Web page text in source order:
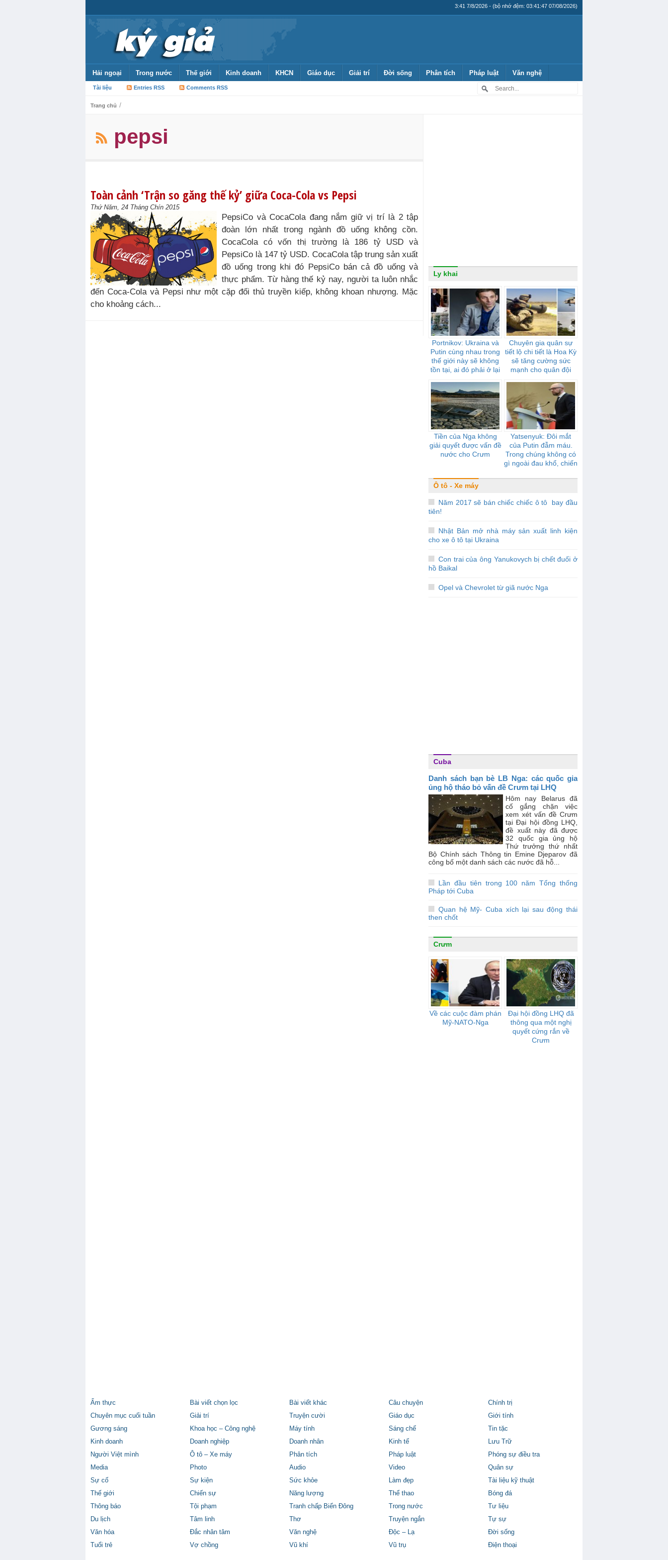
3:41 7/8/2026 - (bộ nhớ đệm: 03:41:47 07/08/2026)
Hải ngoại Trong nước Thế giới Kinh doanh KHCN Giáo dục Giải trí Đời sống Phân tích Pháp luật Văn nghệ
Tài liệu Entries RSS Comments RSS
Trang chủ /
pepsi
Toàn cảnh ‘Trận so găng thế kỷ’ giữa Coca-Cola vs Pepsi
Thứ Năm, 24 Tháng Chín 2015
PepsiCo và CocaCola đang nắm giữ vị trí là 2 tập
đoàn lớn nhất trong ngành đồ uống không cồn.
CocaCola có vốn thị trường là 186 tỷ USD và
PepsiCo là 147 tỷ USD. CocaCola tập trung sản xuất
đồ uống trong khi đó PepsiCo bán cả đồ uống và
thực phẩm. Từ hàng thế kỷ nay, người ta luôn nhắc
đến Coca-Cola và Pepsi như một cặp đối thủ truyền kiếp, không khoan nhượng. Mặc
cho khoảng cách...
Ly khai
Portnikov: Ukraina và
Putin cùng nhau trong
thế giới này sẽ không
tồn tại, ai đó phải ở lại
Chuyên gia quân sự
tiết lộ chi tiết là Hoa Kỳ
sẽ tăng cường sức
mạnh cho quân đội
lửa “Stingers”,
“Javelins” và trực
thăng Mi-17
Tiền của Nga không
giải quyết được vấn đề
nước cho Crưm
Yatsenyuk: Đôi mắt
của Putin đẫm máu.
Trong chúng không có
gì ngoài đau khổ, chiến
Ô tô - Xe máy
Năm 2017 sẽ bán chiếc chiếc ô tô bay đầu
tiên!
Nhật Bản mở nhà máy sản xuất linh kiện
cho xe ô tô tại Ukraina
Con trai của ông Yanukovych bị chết đuối ở
hồ Baikal
Opel và Chevrolet từ giã nước Nga
Cuba
Danh sách bạn bè LB Nga: các quốc gia
ủng hộ tháo bỏ vấn đề Crưm tại LHQ
Hôm nay Belarus đã
cố gắng chặn việc
xem xét vấn đề Crưm
tại Đại hội đồng LHQ,
đề xuất này đã được
32 quốc gia ủng hộ
Thứ trưởng thứ nhất
Bộ Chính sách Thông tin Emine Djeparov đã
công bố một danh sách các nước đã hỗ...
Lần đầu tiên trong 100 năm Tổng thống
Pháp tới Cuba
Quan hệ Mỹ- Cuba xích lại sau động thái
then chốt
Crưm
Về các cuộc đàm phán
Mỹ-NATO-Nga
Đại hội đồng LHQ đã
thông qua một nghị
quyết cứng rắn về
Crưm
Ẩm thực Bài viết chọn lọc Bài viết khác Câu chuyện
Chính trị
Chuyên mục cuối tuần
Giải trí Truyện cười Giáo dục
Giới tính
Gương sáng
Khoa học – Công nghệ Máy tính Sáng chế
Tin tặc
Kinh doanh
Doanh nghiệp Doanh nhân Kinh tế
Lưu Trữ
Người Việt mình
Ô tô – Xe máy Phân tích Pháp luật
Phóng sự điều tra
Media
Photo Audio Video
Quân sự
Sự cố
Sự kiện Sức khỏe Làm đẹp
Tài liệu kỹ thuật
Thế giới
Chiến sự Năng lượng Thể thao
Bóng đá
Thông báo
Tội phạm Tranh chấp Biển Đông Trong nước
Tư liệu
Du lịch
Tâm linh Thơ Truyện ngắn
Tự sự
Văn hóa
Đắc nhân tâm Văn nghệ Độc – Lạ
Đời sống
Tuổi trẻ
Vợ chồng Vũ khí Vũ trụ Điện thoại